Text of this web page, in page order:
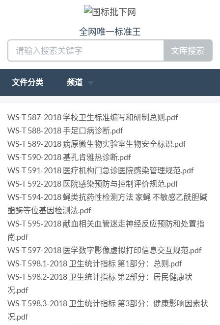
全网唯一标准王
文库搜索
文件分类 频道
WS-T 587-2018 学校卫生标准编写和研制总则.pdf
WS-T 588-2018 手足口病诊断.pdf
WS-T 589-2018 病原微生物实验室生物安全标识.pdf
WS-T 590-2018 基孔肯雅热诊断.pdf
WS-T 591-2018 医疗机构门急诊医院感染管理规范.pdf
WS-T 592-2018 医院感染预防与控制评价规范.pdf
WS-T 594-2018 蝇类抗药性检测方法 家蝇 不敏感乙酰胆碱
酯酶等位基因检测法.pdf
WS-T 595-2018 献血相关血管迷走神经反应预防和处置指
南.pdf
WS-T 597-2018 医学数字影像虚拟打印信息交互规范.pdf
WS-T 598.1-2018 卫生统计指标 第1部分：总则.pdf
WS-T 598.2-2018 卫生统计指标 第2部分：居民健康状
况.pdf
WS-T 598.3-2018 卫生统计指标 第3部分：健康影响因素状
况.pdf